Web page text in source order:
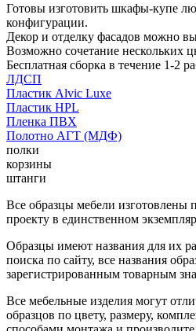
Готовы изготовить шкафы-купе
конфигурации.
Декор и отделку фасадов можно
Возможно сочетание нескольких
Бесплатная сборка в течение 1-2
ЛДСП
Пластик Alvic Luxe
Пластик HPL
Пленка ПВХ
Полотно АГТ (МДФ)
полки
корзины
штанги
Все образцы мебели изготовлены
проекту в единственном
Образцы имеют названия для их
поиска по сайту, все названия
зарегистрированным товарным
Все мебельные изделия могут
образцов по цвету, размеру,